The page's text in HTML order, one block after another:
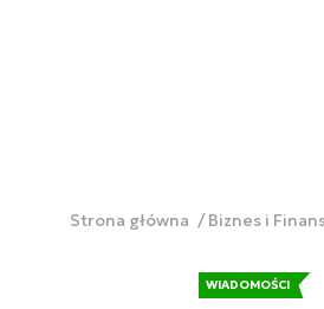
Strona główna Biznes i
WIADOMOŚCI